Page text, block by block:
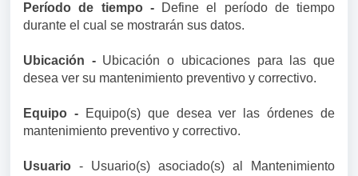
Período de tiempo -Define el período de tiempo
durante el cual se mostrarán sus datos.
Ubicación - Ubicación o ubicaciones para las que
desea ver su mantenimiento preventivo y correctivo.
Equipo -
Equipo(s) que desea ver las órdenes de
mantenimiento preventivo y correctivo.
Usuario - Usuario(s) asociado(s) al Mantenimiento